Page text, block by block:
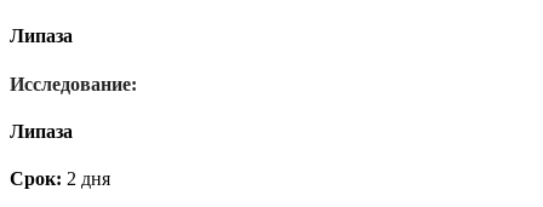
Липаза
Исследование:
Липаза
Срок: 2 дня